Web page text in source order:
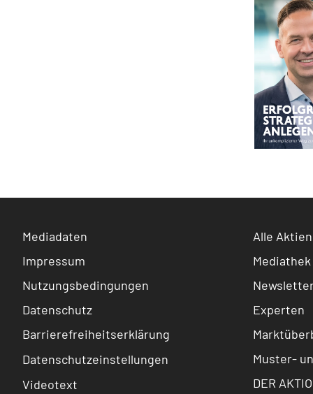
Mediadaten
Impressum
Nutzungsbedingungen
Datenschutz
Barrierefreiheitserklärung
Datenschutzeinstellungen
Videotext
Alle Aktien
Mediathek
Experten
Muster-
DER